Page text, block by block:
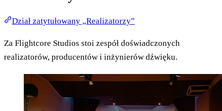
Dział zatytułowany „Realizatorzy”
Za Flightcore Studios stoi zespół doświadczonych
realizatorów, producentów i inżynierów dźwięku.